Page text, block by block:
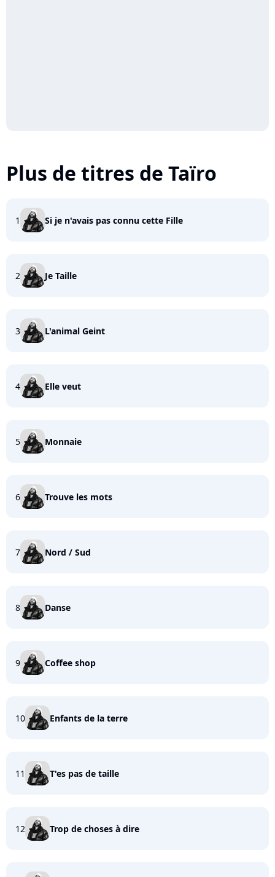
Plus de titres de Taïro
1 Si je n'avais pas connu cette Fille
2 Je Taille
3 L'animal Geint
4 Elle veut
5 Monnaie
6 Trouve les mots
7 Nord / Sud
8 Danse
9 Coffee shop
10 Enfants de la terre
11 T'es pas de taille
12 Trop de choses à dire